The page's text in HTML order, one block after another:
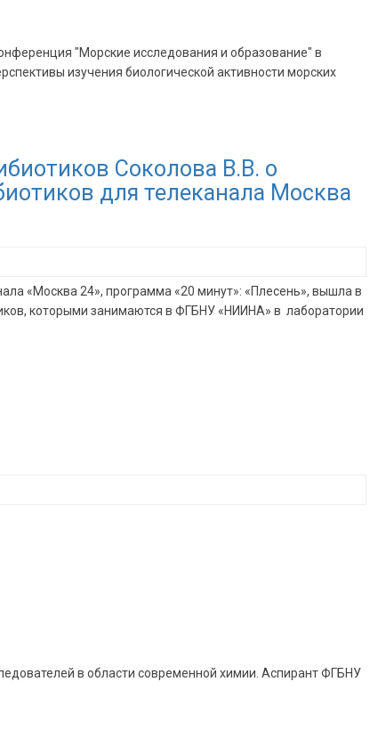
"Морские исследования и образование" в
изучения биологической активности морских
Соколова В.В. о
для телеканала Москва
«Москва 24», программа «20 минут»: «Плесень», вышла в
которыми занимаются в ФГБНУ «НИИНА» в лаборатории
в области современной химии. Аспирант ФГБНУ